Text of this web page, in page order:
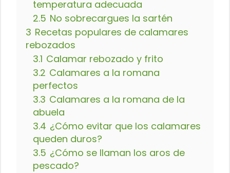
temperatura adecuada
2.5 No sobrecargues la sartén
3 Recetas populares de calamares
rebozados
3.1 Calamar rebozado y frito
3.2 Calamares a la romana
perfectos
3.3 Calamares a la romana de la
abuela
3.4 ¿Cómo evitar que los calamares
queden duros?
3.5 ¿Cómo se llaman los aros de
pescado?